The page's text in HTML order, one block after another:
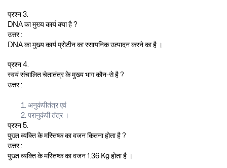
प्रश्न 3.
DNA का मुख्य कार्य क्या है ?
उत्तर :
DNA का मुख्य कार्य प्रोटीन का रसायनिक उत्पादन करने का है ।
प्रश्न 4.
स्वयं संचालित चेतातंत्र के मुख्य भाग कौन-से है ?
उत्तर :
अनुकंपीतंत्र एवं
परानुकंपी तंत्र ।
प्रश्न 5.
पुख्त व्यक्ति के मस्तिष्क का वजन कितना होता है ?
उत्तर :
पुख्त व्यक्ति के मस्तिष्क का वजन 1.36 Kg होता है ।